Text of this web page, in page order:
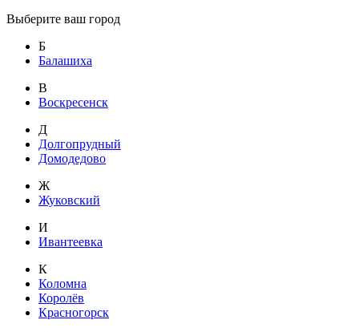
Выберите ваш город
Б
Балашиха
В
Воскресенск
Д
Долгопрудный
Домодедово
Ж
Жуковский
И
Ивантеевка
К
Коломна
Королёв
Красногорск